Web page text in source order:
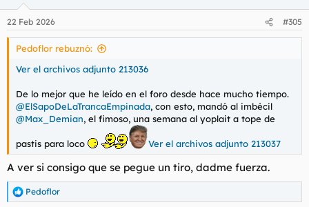
e
s
22 Feb 2026 #305
Pedoflor rebuznó:
Ver el archivos adjunto 213036
De lo mejor que he leído en el foro desde hace mucho tiempo.
@ElSapoDeLaTrancaEmpinada, con esto, mandó al imbécil
@Max_Demian, el fimoso, una semana al yoplait a tope de
pastis para loco Ver el archivos adjunto 213037
A ver si consigo que se pegue un tiro, dadme fuerza.
R
Pedoflor